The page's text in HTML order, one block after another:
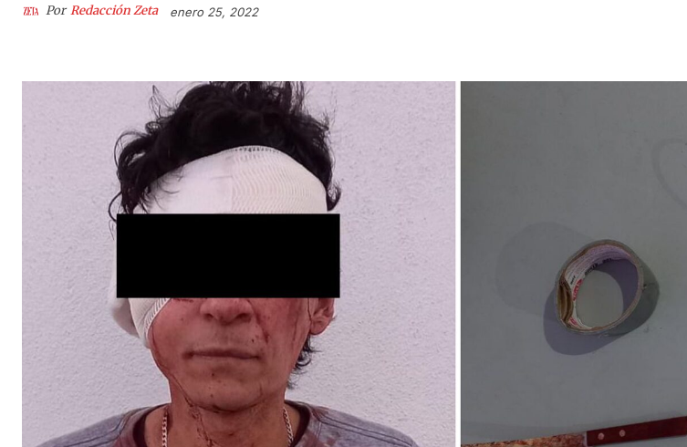
Por Redacción Zeta enero 25, 2022